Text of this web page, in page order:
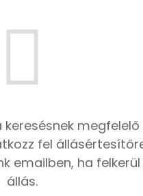
keresésnek megfelelő
fel
emailben, ha felkerül
állás.